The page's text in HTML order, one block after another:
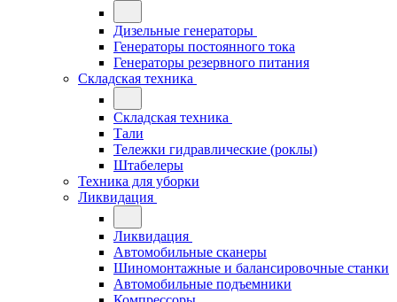
Дизельные генераторы
Генераторы постоянного тока
Генераторы резервного питания
Складская техника
Складская техника
Тали
Тележки гидравлические (роклы)
Штабелеры
Техника для уборки
Ликвидация
Ликвидация
Автомобильные сканеры
Шиномонтажные и балансировочные станки
Автомобильные подъемники